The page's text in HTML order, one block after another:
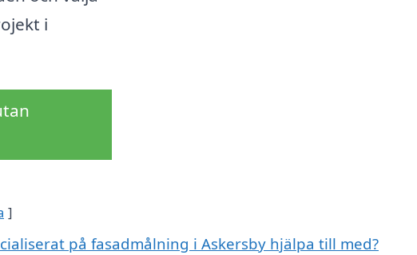
i
på fasadmålning i Askersby hjälpa till med?